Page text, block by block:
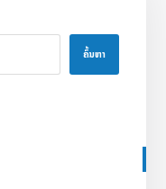
ຄົ້ນຫາ